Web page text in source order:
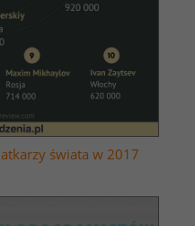
świata w 2017